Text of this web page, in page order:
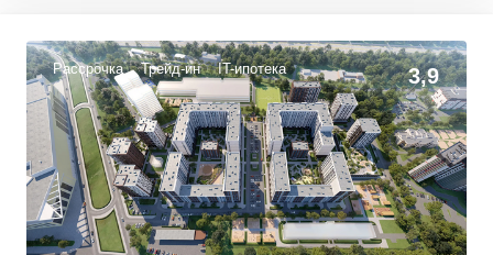
29,85–36,84м² 34 предложения
2-комн. кв. от17 650 060 ₽
53,6 –65,15м² 12 предложений
3-комн. кв. от21 900 290 ₽
81,2–90,5 м² 4 предложения
Рассрочка Трейд-ин IT-ипотека 3,9